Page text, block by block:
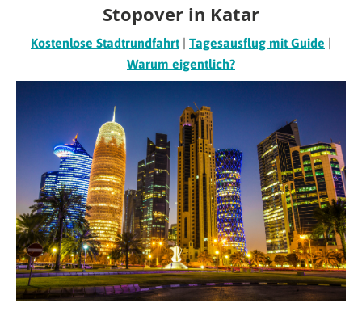
Stopover in Katar
Kostenlose Stadtrundfahrt | Tagesausflug mit Guide |
Warum eigentlich?